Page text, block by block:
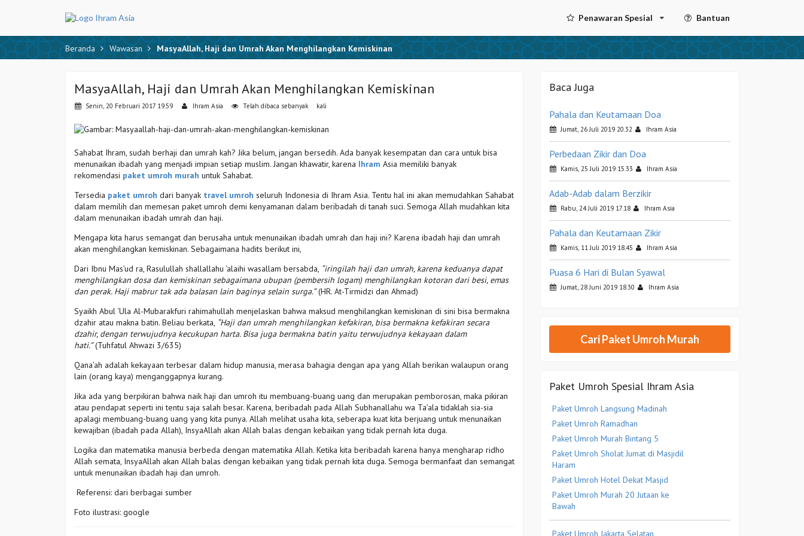
Penawaran Spesial Bantuan
Beranda Wawasan MasyaAllah, Haji dan Umrah Akan Menghilangkan Kemiskinan
MasyaAllah, Haji dan Umrah Akan Menghilangkan Kemiskinan
Senin, 20 Februari 2017 19.59 Ihram Asia Telah dibaca sebanyak kali
Sahabat Ihram, sudah berhaji dan umrah kah? Jika belum, jangan bersedih. Ada banyak kesempatan dan cara untuk bisa
menunaikan ibadah yang menjadi impian setiap muslim. Jangan khawatir, karena Ihram Asia memiliki banyak
rekomendasi paket umroh murah untuk Sahabat.
Tersedia paket umroh dari banyak travel umroh seluruh Indonesia di Ihram Asia. Tentu hal ini akan memudahkan Sahabat
dalam memilih dan memesan paket umroh demi kenyamanan dalam beribadah di tanah suci. Semoga Allah mudahkan kita
dalam menunaikan ibadah umrah dan haji.
Mengapa kita harus semangat dan berusaha untuk menunaikan ibadah umrah dan haji ini? Karena ibadah haji dan umrah
akan menghilangkan kemiskinan. Sebagaimana hadits berikut ini,
Dari Ibnu Mas’ud ra, Rasulullah shallallahu ‘alaihi wasallam bersabda, “iringilah haji dan umrah, karena keduanya dapat
menghilangkan dosa dan kemiskinan sebagaimana ubupan (pembersih logam) menghilangkan kotoran dari besi, emas
dan perak. Haji mabrur tak ada balasan lain baginya selain surga.”(HR. At-Tirmidzi dan Ahmad)
Syaikh Abul ‘Ula Al-Mubarakfuri rahimahullah menjelaskan bahwa maksud menghilangkan kemiskinan di sini bisa bermakna
dzahir atau makna batin. Beliau berkata, “Haji dan umrah menghilangkan kefakiran, bisa bermakna kefakiran secara
dzahir, dengan terwujudnya kecukupan harta. Bisa juga bermakna batin yaitu terwujudnya kekayaan dalam
hati.”(Tuhfatul Ahwazi 3/635)
Qana’ah adalah kekayaan terbesar dalam hidup manusia, merasa bahagia dengan apa yang Allah berikan walaupun orang
lain (orang kaya) menganggapnya kurang.
Jika ada yang berpikiran bahwa naik haji dan umroh itu membuang-buang uang dan merupakan pemborosan, maka pikiran
atau pendapat seperti ini tentu saja salah besar. Karena, beribadah pada Allah Subhanallahu wa Ta’ala tidaklah sia-sia
apalagi membuang-buang uang yang kita punya. Allah melihat usaha kita, seberapa kuat kita berjuang untuk menunaikan
kewajiban (ibadah pada Allah), InsyaAllah akan Allah balas dengan kebaikan yang tidak pernah kita duga.
Logika dan matematika manusia berbeda dengan matematika Allah. Ketika kita beribadah karena hanya mengharap ridho
Allah semata, InsyaAllah akan Allah balas dengan kebaikan yang tidak pernah kita duga. Semoga bermanfaat dan semangat
untuk menunaikan ibadah haji dan umroh.
Referensi: dari berbagai sumber
Foto ilustrasi: google
Baca Juga
Pahala dan Keutamaan Doa
Jumat, 26 Juli 2019 20.32 Ihram Asia
Perbedaan Zikir dan Doa
Kamis, 25 Juli 2019 15.33 Ihram Asia
Adab-Adab dalam Berzikir
Rabu, 24 Juli 2019 17.18 Ihram Asia
Pahala dan Keutamaan Zikir
Kamis, 11 Juli 2019 18.45 Ihram Asia
Puasa 6 Hari di Bulan Syawal
Jumat, 28 Juni 2019 18.30 Ihram Asia
Cari Paket Umroh Murah
Paket Umroh Spesial Ihram Asia
Paket Umroh Langsung Madinah
Paket Umroh Ramadhan
Paket Umroh Murah Bintang 5
Paket Umroh Sholat Jumat di Masjidil
Haram
Paket Umroh Hotel Dekat Masjid
Paket Umroh Murah 20 Jutaan ke
Bawah
Paket Umroh Jakarta Selatan